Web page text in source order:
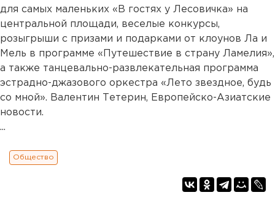
для самых маленьких «В гостях у Лесовичка» на
центральной площади, веселые конкурсы,
розыгрыши с призами и подарками от клоунов Ла и
Мель в программе «Путешествие в страну Ламелия»,
а также танцевально-развлекательная программа
эстрадно-джазового оркестра «Лето звездное, будь
со мной». Валентин Тетерин, Европейско-Азиатские
новости.
...
Общество